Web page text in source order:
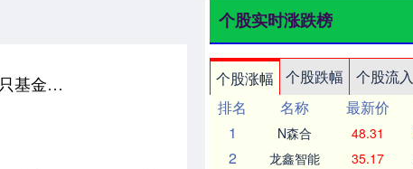
宝牛E配 宁波华翔股价涨3.05%, 湘财基金旗下2只基金重仓, 合计持有3.77万股浮盈赚取3.05万元
个股实时涨跌榜
个股涨幅 个股跌幅 个股流入
排名
名称 最新价
1
N森合 48.31
2 龙鑫智能 35.17